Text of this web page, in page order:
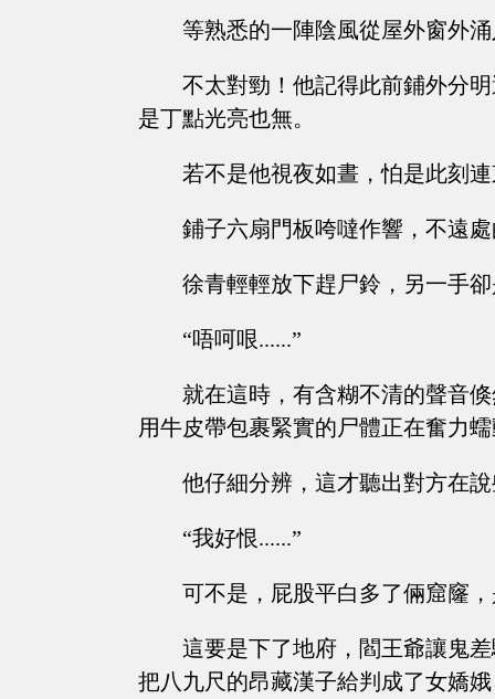
等熟悉的一陣陰風從屋外窗外
不太對勁！他記得此前鋪外分
是丁點光亮也無。
若不是他視夜如晝，怕是此刻
鋪子六扇門板咵噠作響，不遠
徐青輕輕放下趕尸鈴，另一手
“唔呵哏......”
就在這時，有含糊不清的聲音
用牛皮帶包裹緊實的尸體正在奮力
他仔細分辨，這才聽出對方在
“我好恨......”
可不是，屁股平白多了倆窟窿
這要是下了地府，閻王爺讓鬼
把八九尺的昂藏漢子給判成了女嬌